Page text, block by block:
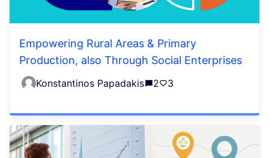
Empowering Rural Areas & Primary
Production, also Through Social Enterprises
Konstantinos Papadakis 2 3